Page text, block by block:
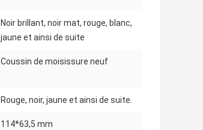
Noir brillant, noir mat, rouge, blanc,
jaune et ainsi de suite
Coussin de moisissure neuf
Rouge, noir, jaune et ainsi de suite.
114*63,5 mm